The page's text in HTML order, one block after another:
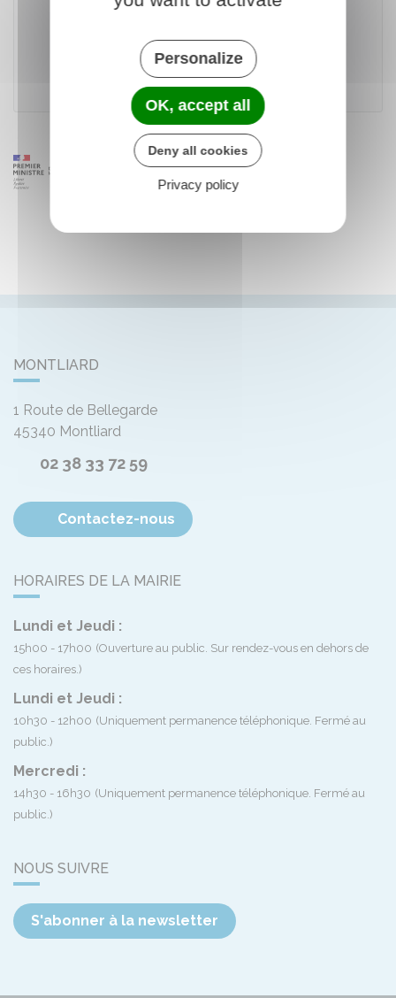
Accéder au téléservice
Agence nationale des titres sécurisés (ANTS)
MONTLIARD
1 Route de Bellegarde
45340 Montliard
02 38 33 72 59
Contactez-nous
HORAIRES DE LA MAIRIE
Lundi et Jeudi :
15h00 - 17h00 (Ouverture au public. Sur rendez-vous en dehors de
ces horaires.)
Lundi et Jeudi :
10h30 - 12h00 (Uniquement permanence téléphonique. Fermé au
public.)
Mercredi :
14h30 - 16h30 (Uniquement permanence téléphonique. Fermé au
public.)
NOUS SUIVRE
S'abonner à la newsletter
Personalize
OK, accept all
Deny all cookies
Privacy policy